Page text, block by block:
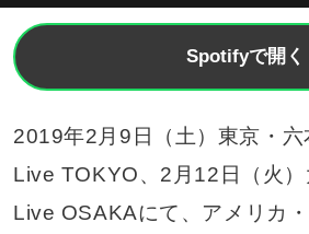
Spotifyで開く
2019年2月9日（土）東京・
Live TOKYO、2月12日（火
Live OSAKAにて、アメリカ